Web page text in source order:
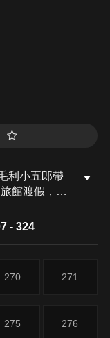
利小五郎帶
館渡假，卻
次，還是不
- 324
270 271
275 276